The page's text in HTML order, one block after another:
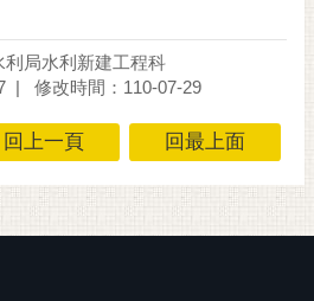
局水利新建工程科
修改時間：110-07-29
回上一頁 回最上面